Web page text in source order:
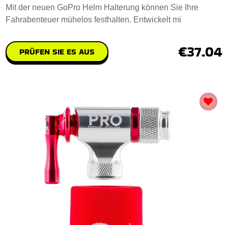
Mit der neuen GoPro Helm Halterung können Sie Ihre
Fahrabenteuer mühelos festhalten. Entwickelt mi
PRÜFEN SIE ES AUS €37.04